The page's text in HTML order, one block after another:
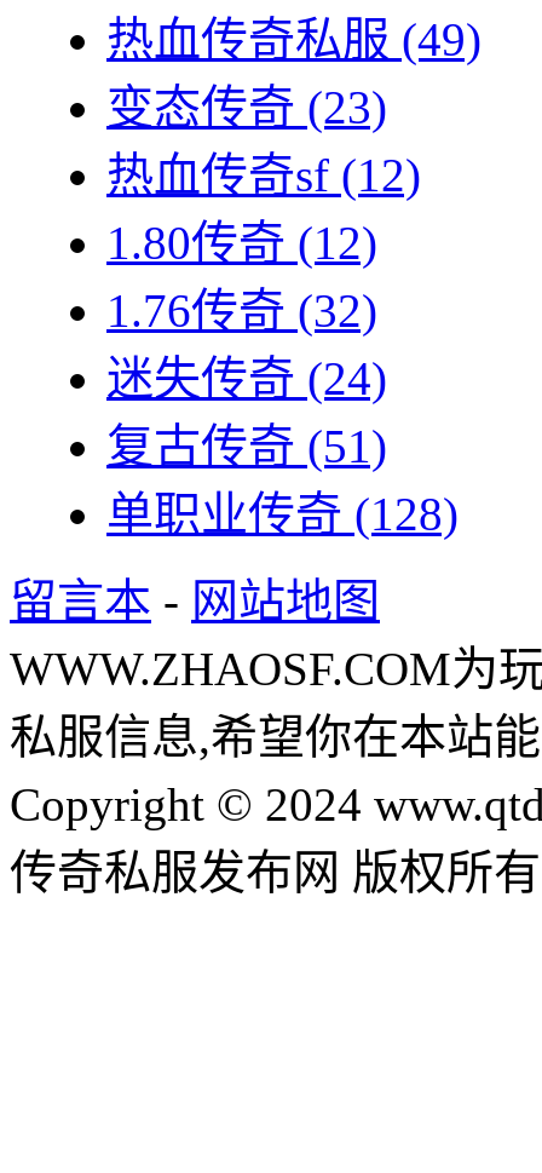
热血传奇私服 (49)
变态传奇 (23)
热血传奇sf (12)
1.80传奇 (12)
1.76传奇 (32)
迷失传奇 (24)
复古传奇 (51)
单职业传奇 (128)
留言本 - 网站地图
WWW.ZHAOSF.COM为
私服信息,希望你在本站
Copyright © 2024
传奇私服发布网 版权所有